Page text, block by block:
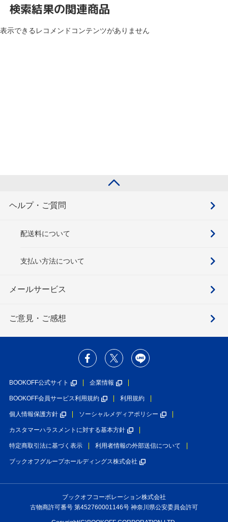
検索結果の関連商品
表示できるレコメンドコンテンツがありません
ヘルプ・ご質問
配送料について
支払い方法について
メールサービス
ご意見・ご感想
BOOKOFF公式サイト 企業情報
BOOKOFF会員サービス利用規約 利用規約
個人情報保護方針 ソーシャルメディアポリシー
カスタマーハラスメントに対する基本方針
特定商取引法に基づく表示 利用者情報の外部送信について
ブックオフグループホールディングス株式会社
ブックオフコーポレーション株式会社
古物商許可番号 第452760001146号 神奈川県公安委員会許可